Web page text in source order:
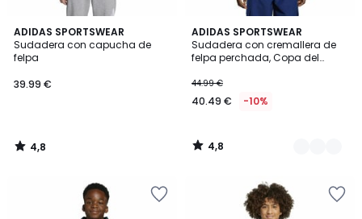
ADIDAS SPORTSWEAR
Sudadera con capucha de
felpa
€.
39.99 €
4,8
/ 5
4,8
/
ADIDAS SPORTSWEAR
Sudadera con cremallera de
felpa perchada, Copa del
44.99 €
40.49 € -10%
4,8
/ 5
2
Colores
4,8
/